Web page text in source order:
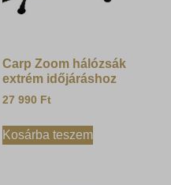
Carp Zoom hálózsák
extrém időjáráshoz
27 990 Ft
Kosárba teszem